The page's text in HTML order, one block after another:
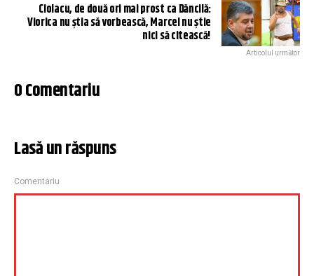
Ciolacu, de două ori mai prost ca Dăncilă:
Viorica nu știa să vorbească, Marcel nu știe
nici să citească!
Articolul următor
0 Comentariu
Lasă un răspuns
Comentariu